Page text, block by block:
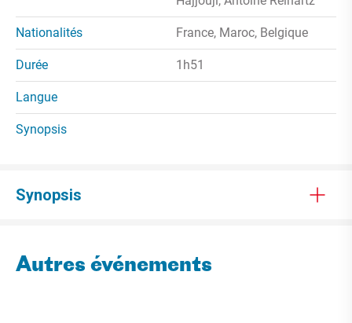
Nationalités France, Maroc, Belgique
Durée 1h51
Langue
Synopsis
Synopsis
Autres événements